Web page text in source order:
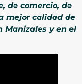
de comercio, de
mejor calidad de
Manizales y en el